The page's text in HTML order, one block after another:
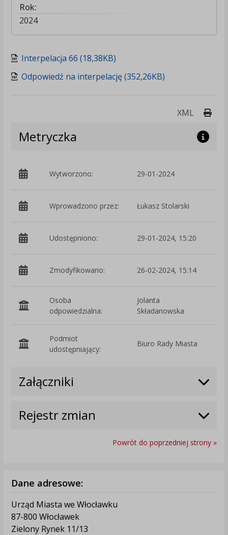
Rok:
2024
Interpelacja 66 (18,38KB)
Odpowiedź na interpelację (352,26KB)
XML
Metryczka
Wytworzono: 29-01-2024
Wprowadzono przez: Łukasz Stolarski
Udostępniono: 29-01-2024, 15:20
Zmodyfikowano: 26-02-2024, 15:14
Osoba
odpowiedzialna:
Jolanta
Składanowska
Podmiot
udostępniający:
Biuro Rady Miasta
Załączniki
Rejestr zmian
Powrót do poprzedniej strony »
Dane adresowe:
Urząd Miasta we Włocławku
87-800 Włocławek
Zielony Rynek 11/13